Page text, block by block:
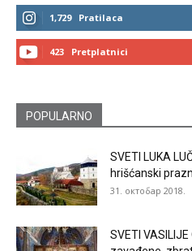
1,729 Pratilaca
423 Pretplatnici
POPULARNO
SVETI LUKA
hrišćanski
31. октобар 2018.
SVETI